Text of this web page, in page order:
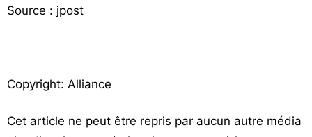
Source : jpost
Copyright: Alliance
Cet article ne peut être repris par aucun autre média